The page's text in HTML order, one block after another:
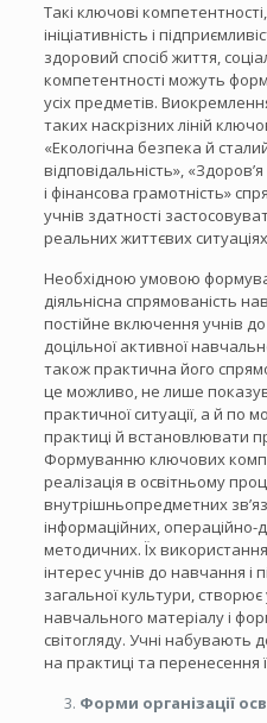
Такі ключові
ініціативність і
здоровий спосіб життя,
компетентності можуть
усіх предметів.
таких наскрізних ліній
«Екологічна безпека й
відповідальність»,
і фінансова грамотність»
учнів здатності
реальних життєвих
Необхідною умовою
діяльнісна спрямованість
постійне включення учнів до
доцільної активної
також практична його
це можливо, не лише
практичної ситуації, а й по
практиці й встановлювати
Формуванню ключових
реалізація в освітньому
внутрішньопредметних
інформаційних, операційно-
методичних. Їх
інтерес учнів до навчання і
загальної культури,
навчального матеріалу і
світогляду. Учні набувають
на практиці та перенесення
Форми організації